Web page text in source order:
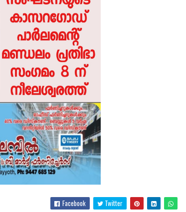
Facebook Twitter